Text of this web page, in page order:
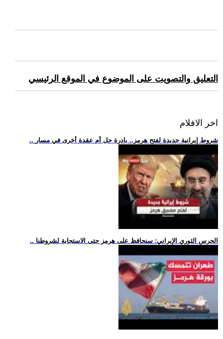
التعليق والتصويت على الموضوع في الموقع الرئيسي
اخر الافلام
.. شروط إيرانية جديدة لفتح هرمز.. بادرة حل أم عقدة أخرى في مسار
.. الحرس الثوري الإيراني: سنحافظ على هرمز حتى الاستجابة لشروطنا